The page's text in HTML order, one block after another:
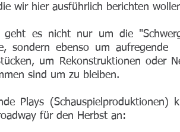
wir hier ausführlich berichten
geht es nicht nur um die
sondern ebenso um aufregende
um Rekonstruktionen oder
sind um zu bleiben.
Plays (Schauspielproduktionen)
für den Herbst an: